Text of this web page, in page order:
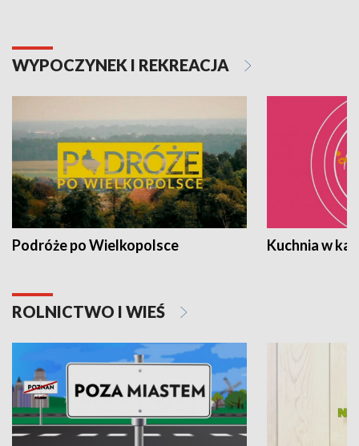
WYPOCZYNEK I REKREACJA
Podróże po Wielkopolsce Kuchnia w
ROLNICTWO I WIEŚ